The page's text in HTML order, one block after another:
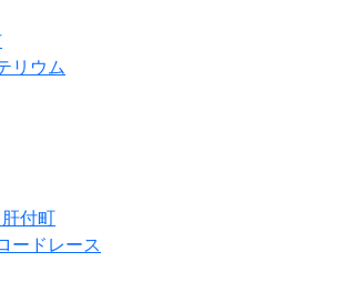
リウム
付町
ードレース